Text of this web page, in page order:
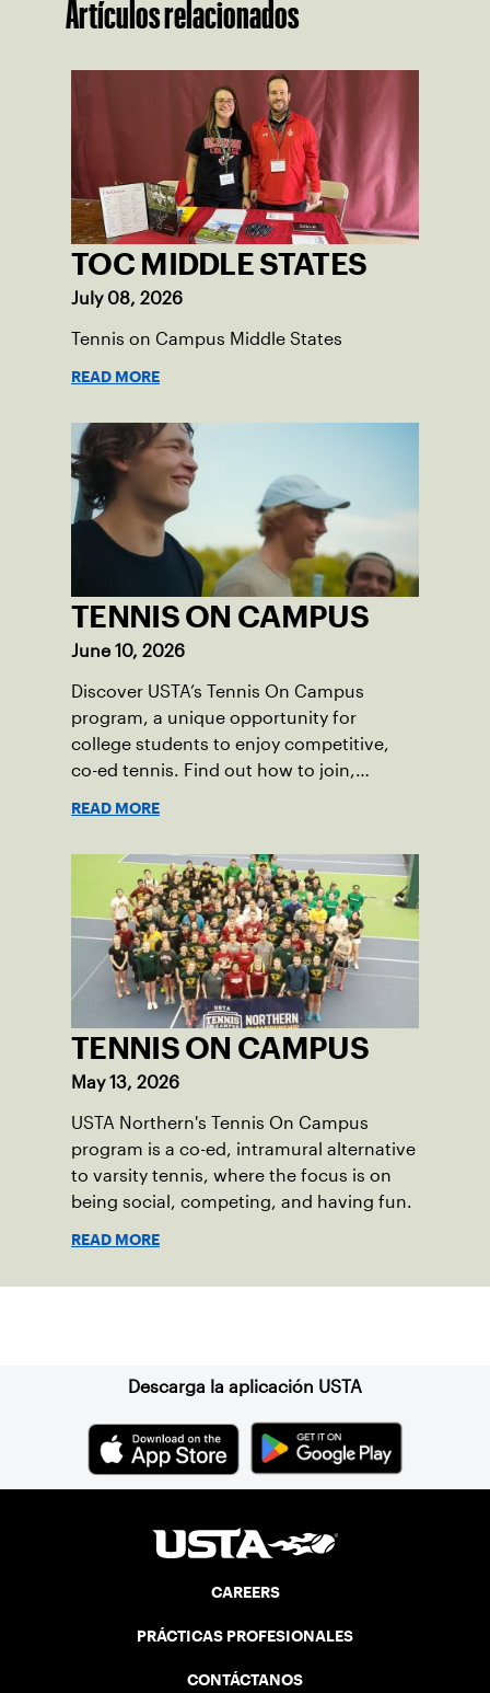
Artículos relacionados
TOC MIDDLE STATES
July 08, 2026
Tennis on Campus Middle States
READ MORE
TENNIS ON CAMPUS
June 10, 2026
Discover USTA’s Tennis On Campus
program, a unique opportunity for
college students to enjoy competitive,
co-ed tennis. Find out how to join,
regional and national events!
READ MORE
TENNIS ON CAMPUS
May 13, 2026
USTA Northern's Tennis On Campus
program is a co-ed, intramural alternative
to varsity tennis, where the focus is on
being social, competing, and having fun.
READ MORE
Descarga la aplicación USTA
CAREERS
PRÁCTICAS PROFESIONALES
CONTÁCTANOS